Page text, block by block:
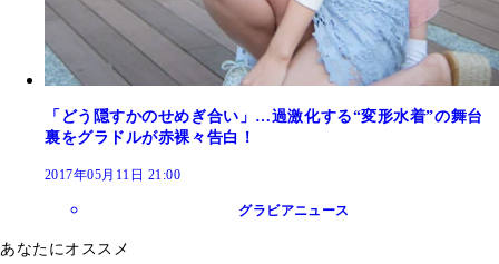
「どう隠すかのせめぎ合い」…過激化する“変形水着”の舞台
裏をグラドルが赤裸々告白！
2017年05月11日 21:00
グラビアニュース
あなたにオススメ